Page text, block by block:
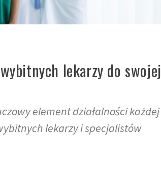
lekarzy do swojej
element działalności każdej
lekarzy i specjalistów